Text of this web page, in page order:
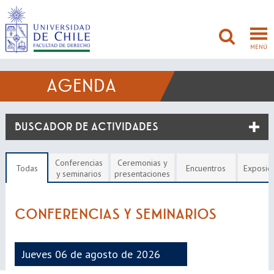
MENÚ
FACULTAD
PREGRADO
POSTGRADO
INVESTIGACIÓN
BIBLIOTECAS
AGENDA
BUSCADOR DE ACTIVIDADES
Todas
Conferencias
y seminarios
Ceremonias y
presentaciones
Encuentros
CONFERENCIAS Y SEMINARIOS
Jueves 06 de agosto de 2026